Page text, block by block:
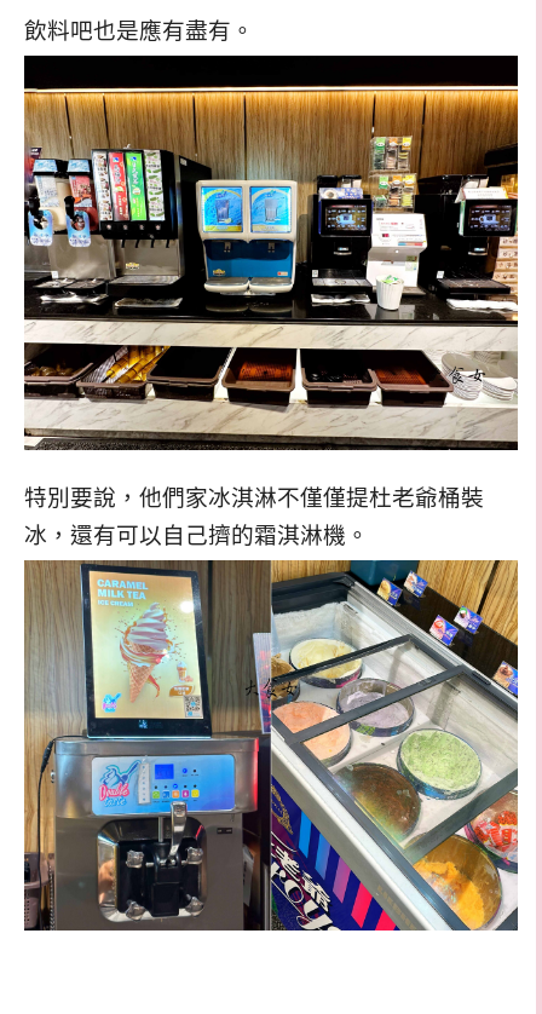
飲料吧也是應有盡有。
特別要說，他們家冰淇淋不僅僅提杜老爺桶裝
冰，還有可以自己擠的霜淇淋機。